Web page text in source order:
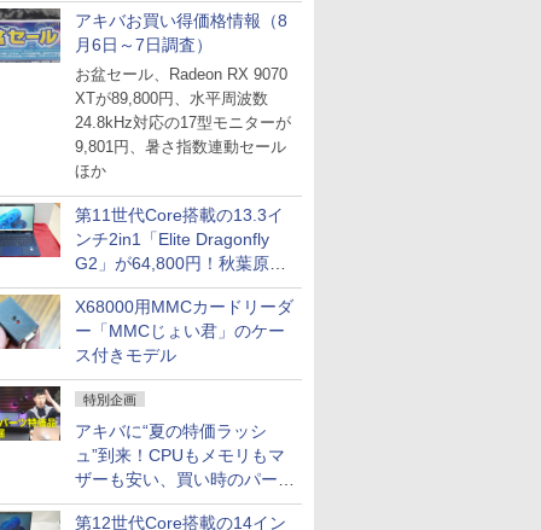
アキバお買い得価格情報（8
月6日～7日調査）
お盆セール、Radeon RX 9070
XTが89,800円、水平周波数
24.8kHz対応の17型モニターが
9,801円、暑さ指数連動セール
ほか
第11世代Core搭載の13.3イ
ンチ2in1「Elite Dragonfly
G2」が64,800円！秋葉原で
中古PCセール
X68000用MMCカードリーダ
ー「MMCじょい君」のケー
ス付きモデル
特別企画
アキバに“夏の特価ラッシ
ュ”到来！CPUもメモリもマ
ザーも安い、買い時のパーツ
は？【8月7日(金)22時配信】
第12世代Core搭載の14イン